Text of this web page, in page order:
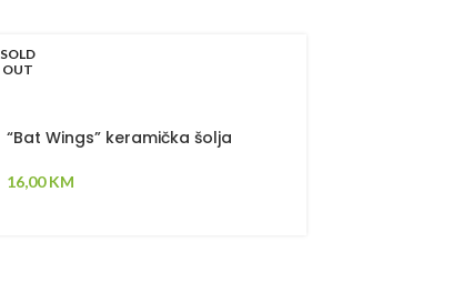
SOLD
OUT
“Bat Wings” keramička šolja
16,00KM